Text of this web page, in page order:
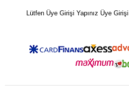
Lütfen Üye Girişi Yapınız Üye Girişi